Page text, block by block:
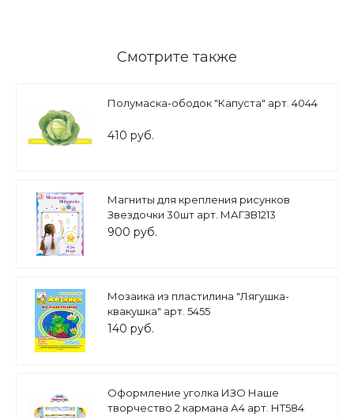
Смотрите также
Полумаска-ободок "Капуста" арт. 4044
410 руб.
Магниты для крепления рисунков
Звездочки 30шт арт. МАГЗВ1213
900 руб.
Мозаика из пластилина "Лягушка-
квакушка" арт. 5455
140 руб.
Оформление уголка ИЗО Наше
творчество 2 кармана А4 арт. НТ584